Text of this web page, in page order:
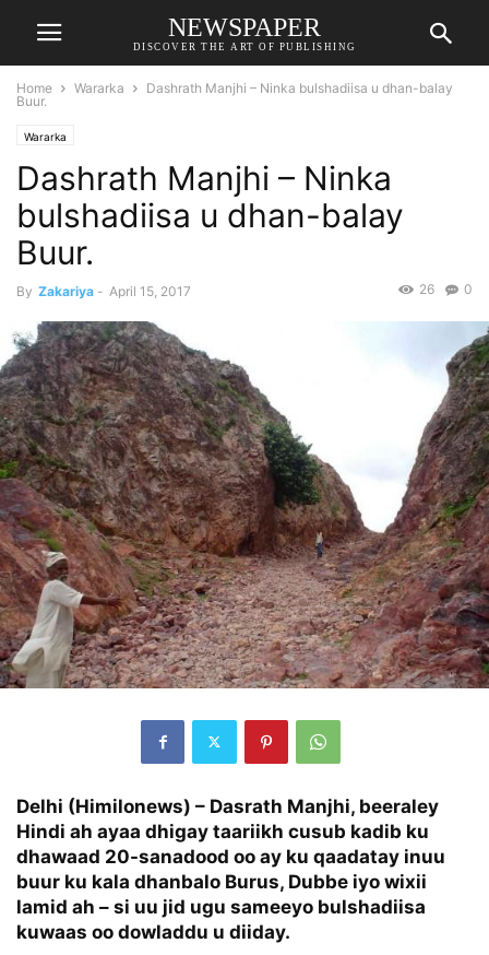
NEWSPAPER
DISCOVER THE ART OF PUBLISHING
Home Wararka
Dashrath Manjhi – Ninka bulshadiisa u dhan-balay
Buur.
Wararka
Dashrath Manjhi – Ninka
bulshadiisa u dhan-balay
Buur.
By Zakariya - April 15, 2017 0
26
Delhi (Himilonews) – Dasrath Manjhi, beeraley
Hindi ah ayaa dhigay taariikh cusub kadib ku
dhawaad 20-sanadood oo ay ku qaadatay inuu
buur ku kala dhanbalo Burus, Dubbe iyo wixii
lamid ah – si uu jid ugu sameeyo bulshadiisa
kuwaas oo dowladdu u diiday.